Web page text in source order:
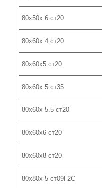
80х50х 6 ст20
80х60х 4 ст20
80х60х5 ст20
80х60х 5 ст35
80х60х 5.5 ст20
80х60х6 ст20
80х60х8 ст20
80х80х 5 ст09Г2С